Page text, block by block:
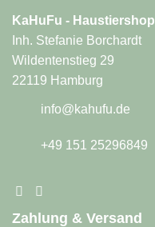
werden
KaHuFu - Haustiershop
Inh. Stefanie Borchardt
Wildentenstieg 29
22119 Hamburg
info@kahufu.de
+49 151 25296849
Zahlung & Versand